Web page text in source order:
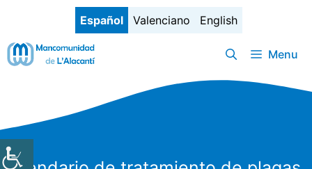
contenido
Español Valenciano English
Menu